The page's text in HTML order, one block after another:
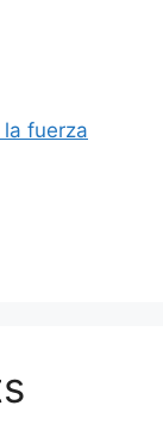
fuerza